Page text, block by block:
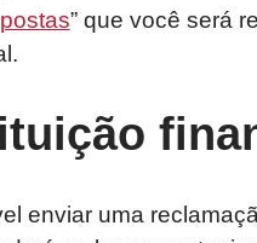
” que você será
enviar uma